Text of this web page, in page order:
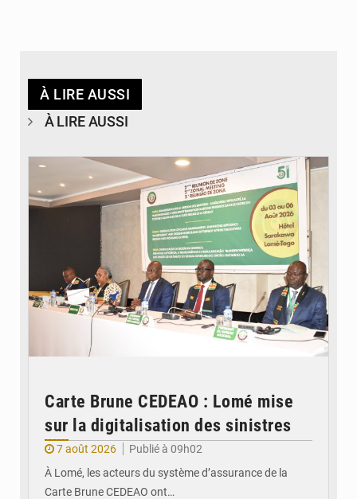
À LIRE AUSSI
À LIRE AUSSI
Carte Brune CEDEAO : Lomé mise
sur la digitalisation des sinistres
7 août 2026
Publié à 09h02
À Lomé, les acteurs du système d’assurance de la
Carte Brune CEDEAO ont…